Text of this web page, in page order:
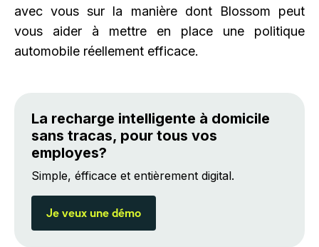
avec vous sur la manière dont Blossom peut
vous aider à mettre en place une politique
automobile réellement efficace.
La recharge intelligente à domicile
sans tracas, pour tous vos
employes?
Simple, éfficace et entièrement digital.
Je veux une démo